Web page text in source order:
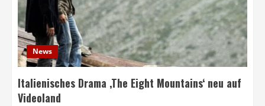
News
Italienisches Drama ‚The Eight Mountains‘ neu auf
Videoland